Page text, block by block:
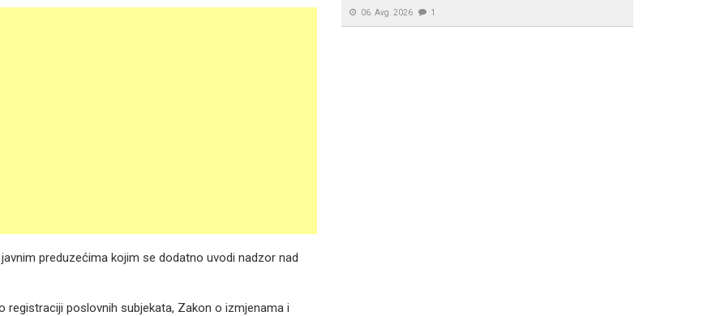
preduzećima kojim se dodatno uvodi nadzor nad
poslovnih subjekata, Zakon o izmjenama i
06. Avg. 2026 1